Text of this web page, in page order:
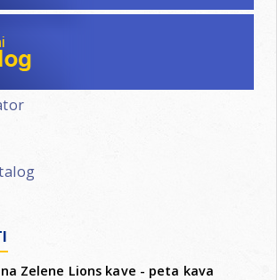
Zelene Lions kave - peta kava